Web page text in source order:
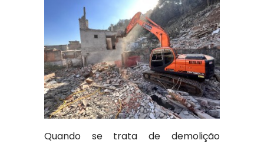
Quando se trata de demolição